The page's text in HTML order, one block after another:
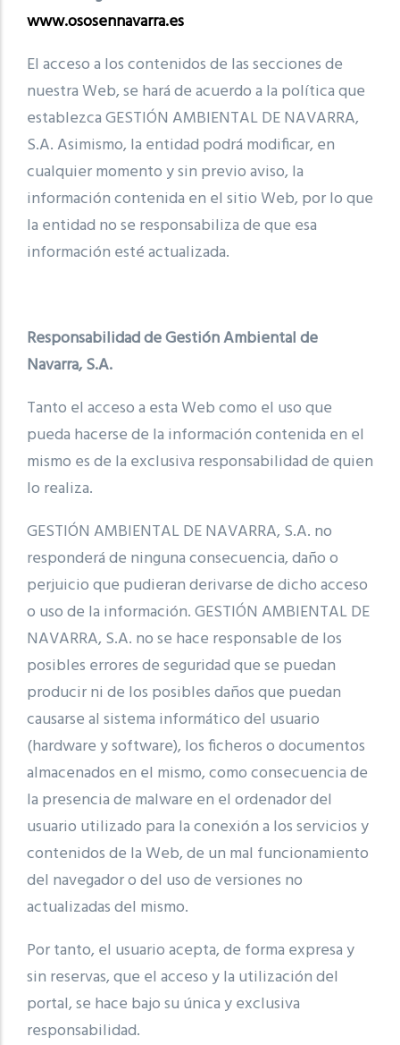
www.ososennavarra.es
El acceso a los contenidos de las secciones de
nuestra Web, se hará de acuerdo a la política que
establezca GESTIÓN AMBIENTAL DE NAVARRA,
S.A. Asimismo, la entidad podrá modificar, en
cualquier momento y sin previo aviso, la
información contenida en el sitio Web, por lo que
la entidad no se responsabiliza de que esa
información esté actualizada.
Responsabilidad de Gestión Ambiental de
Navarra, S.A.
Tanto el acceso a esta Web como el uso que
pueda hacerse de la información contenida en el
mismo es de la exclusiva responsabilidad de quien
lo realiza.
GESTIÓN AMBIENTAL DE NAVARRA, S.A. no
responderá de ninguna consecuencia, daño o
perjuicio que pudieran derivarse de dicho acceso
o uso de la información. GESTIÓN AMBIENTAL DE
NAVARRA, S.A. no se hace responsable de los
posibles errores de seguridad que se puedan
producir ni de los posibles daños que puedan
causarse al sistema informático del usuario
(hardware y software), los ficheros o documentos
almacenados en el mismo, como consecuencia de
la presencia de malware en el ordenador del
usuario utilizado para la conexión a los servicios y
contenidos de la Web, de un mal funcionamiento
del navegador o del uso de versiones no
actualizadas del mismo.
Por tanto, el usuario acepta, de forma expresa y
sin reservas, que el acceso y la utilización del
portal, se hace bajo su única y exclusiva
responsabilidad.